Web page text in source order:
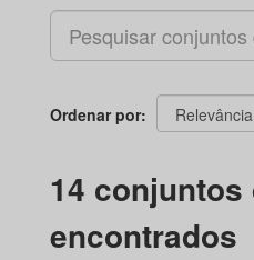
Ordenar por
14 conjuntos
encontrados